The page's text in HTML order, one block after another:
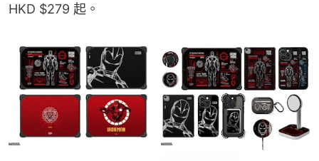
HKD $279 起。